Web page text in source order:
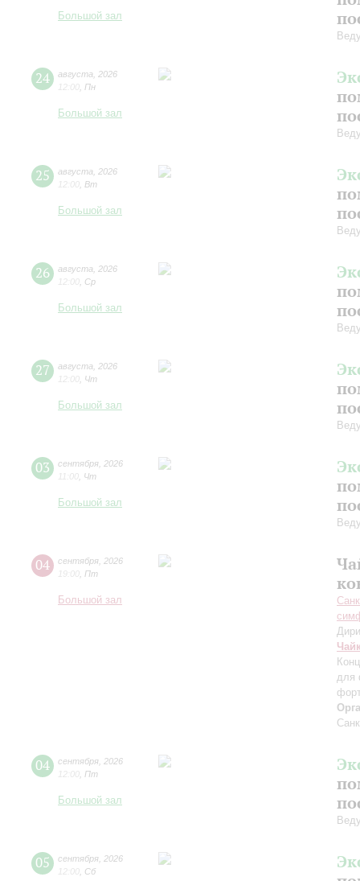
Большой зал
24 августа
2026
12:00 Пн
Большой зал
25 августа
2026
12:00 Вт
Большой зал
26 августа
2026
12:00 Ср
Большой зал
27 августа
2026
12:00 Чт
Большой зал
03 сентября 2026
11:00 Чт
Большой зал
04 сентября 2026
19:00 Пт
Большой зал
для
04 сентября 2026
12:00 Пт
Большой зал
05 сентября 2026
12:00 Сб